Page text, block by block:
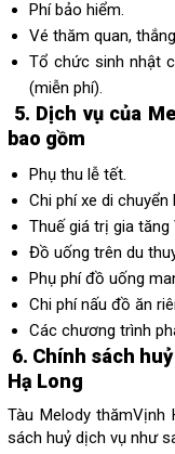
Phí bảo hiểm.
Vé thăm quan,
Tổ chức sinh nhật
(miễn phí).
5. Dịch vụ của
bao gồm
Phụ thu lễ tết.
Chi phí xe di
Thuế giá trị gia tăng
Đồ uống trên du
Phụ phí đồ uống
Chi phí nấu đồ ăn
Các chương trình
6. Chính sách
Hạ Long
Tàu Melody
sách huỷ dịch vụ như